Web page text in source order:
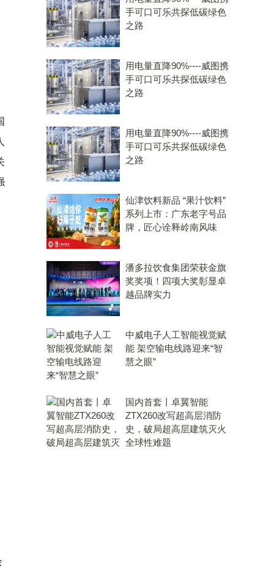
手可口可乐共探低碳绿色
之路
用电量直降90%----威图携
手可口可乐共探低碳绿色
之路
用电量直降90%----威图携
手可口可乐共探低碳绿色
之路
仙津饮料新品 “果汁饮料”
系列上市：广东老字号品
牌，匠心诠释岭南风味
潘多拉饮食集团荣获金旗
奖奖项！四项大奖彰显卓
越品牌实力
中威电子人工智能视觉赋
能 架空输电线路迎来“智
慧之眼”
国内首套丨卓翼智能
ZTX260改写超高层消防
史，破局超高层建筑灭火
全球性难题